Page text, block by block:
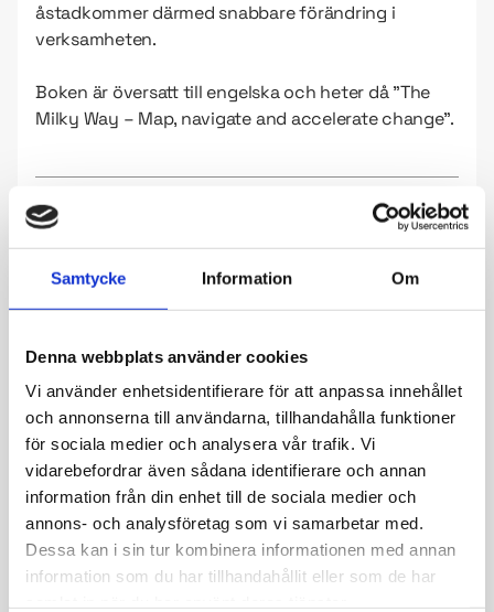
Samtycke Information Om
Denna webbplats använder cookies
Vi använder enhetsidentifierare för att anpassa innehållet
och annonserna till användarna, tillhandahålla funktioner
för sociala medier och analysera vår trafik. Vi
vidarebefordrar även sådana identifierare och annan
information från din enhet till de sociala medier och
annons- och analysföretag som vi samarbetar med.
Dessa kan i sin tur kombinera informationen med annan
information som du har tillhandahållit eller som de har
åstadkommer därmed snabbare förändring i
verksamheten.
Boken är översatt till engelska och heter då ”The
Milky Way – Map, navigate and accelerate change”.
Pris: 450:-